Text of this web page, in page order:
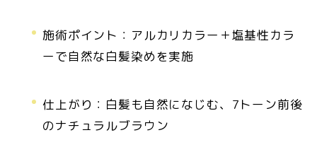
施術ポイント：アルカリカラー＋塩基性カラ
ーで自然な白髪染めを実施
仕上がり：白髪も自然になじむ、7トーン前後
のナチュラルブラウン